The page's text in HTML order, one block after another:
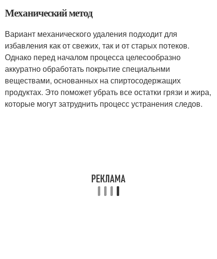
Механический метод
Вариант механического удаления подходит для
избавления как от свежих, так и от старых потеков.
Однако перед началом процесса целесообразно
аккуратно обработать покрытие специальнми
веществами, основанных на спиртосодержащих
продуктах. Это поможет убрать все остатки грязи и жира,
которые могут затруднить процесс устранения следов.